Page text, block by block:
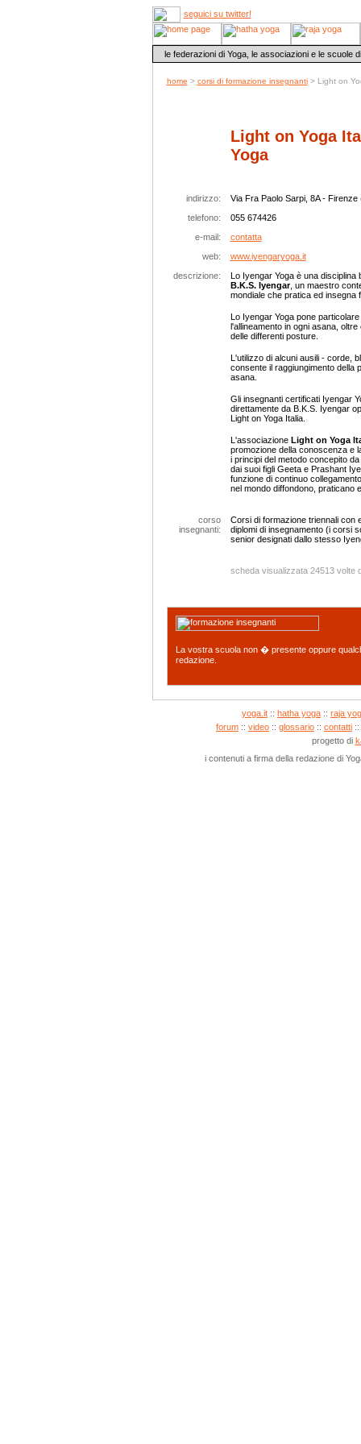
seguici su twitter!
le federazioni di Yoga, le associazioni e le scuole
home > corsi di formazione insegnanti> Light on
Light on Yoga
Yoga
indirizzo:
Via Fra Paolo Sarpi, 8A - Firenze
telefono:
055 674426
e-mail:
contatta
web:
www.iyengaryoga.it
descrizione:
Lo Iyengar Yoga è una disciplina
B.K.S. Iyengar, un maestro
mondiale che pratica ed insegna
Lo Iyengar Yoga pone
l'allineamento in ogni asana,
delle differenti posture.
L'utilizzo di alcuni ausili - corde,
consente il raggiungimento della
asana.
Gli insegnanti certificati Iyengar
direttamente da B.K.S. Iyengar
Light on Yoga Italia.
L'associazione Light on Yoga
promozione della conoscenza e
i principi del metodo concepito
dai suoi figli Geeta e Prashant
funzione di continuo
nel mondo diffondono, praticano
corso
insegnanti:
Corsi di formazione triennali con
diplomi di insegnamento (i corsi
senior designati dallo stesso
scheda visualizzata 24513 volte
La vostra scuola non � presente oppure
redazione.
yoga.it :: hatha yoga :: raja
forum :: video :: glossario :: contatti ::
progetto di
i contenuti a firma della redazione di